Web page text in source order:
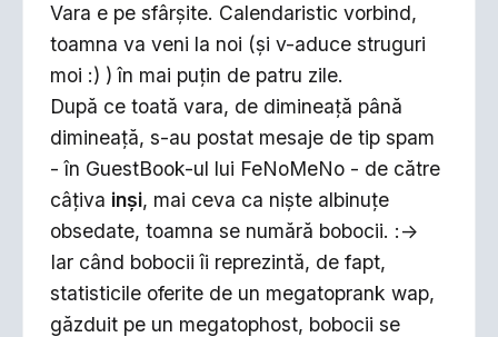
Vara e pe sfârşite. Calendaristic vorbind,
toamna va veni la noi (şi v-aduce struguri
moi :) ) în mai puţin de patru zile.
După ce toată vara, de dimineaţă până
dimineaţă, s-au postat mesaje de tip spam
- în GuestBook-ul lui FeNoMeNo - de către
câţiva inşi, mai ceva ca nişte albinuţe
obsedate, toamna se numără bobocii. :->
Iar când bobocii îi reprezintă, de fapt,
statisticile oferite de un megatoprank wap,
găzduit pe un megatophost, bobocii se